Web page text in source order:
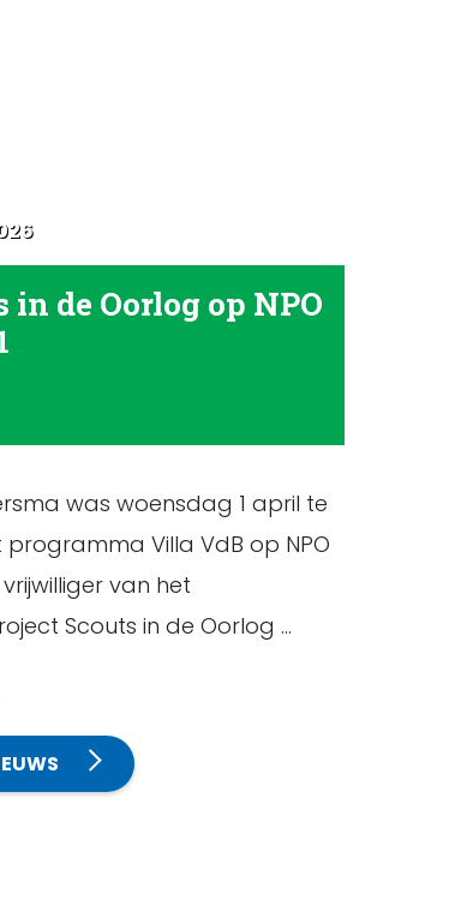
in de Oorlog op NPO
was woensdag 1 april te
Villa VdB op NPO
vrijwilliger van het
Scouts in de Oorlog …